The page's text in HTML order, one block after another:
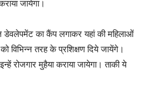
जायेगा।
डेवलेपमेंट का कैंप लगाकर यहां की महिलाओं
विभिन्न तरह के प्रशिक्षण दिये जायेंगे।
रोजगार मुहैया कराया जायेगा। ताकी ये